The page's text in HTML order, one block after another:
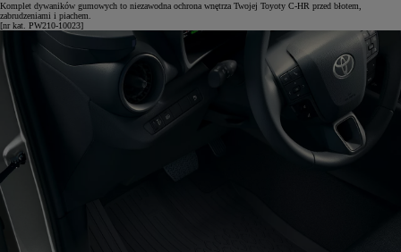
Komplet dywaników gumowych to niezawodna ochrona wnętrza Twojej Toyoty C-HR przed błotem,
zabrudzeniami i piachem.
[nr kat. PW210-10023]